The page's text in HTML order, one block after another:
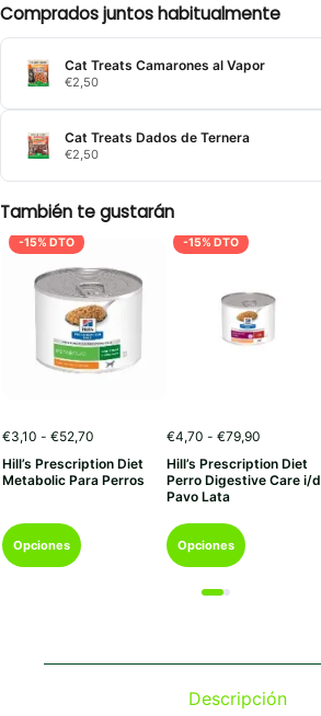
Comprados juntos habitualmente
Cat Treats Camarones al Vapor
€2,50
Cat Treats Dados de Ternera
€2,50
También te gustarán
-15% DTO
€3,10 - €52,70
precios:
desde
Hill’s Prescription Diet
Metabolic Para Perros
Opciones
Este
producto
opciones
-15% DTO
€4,70 - €79,90Rango
precios:
desde
Hill’s Prescription Diet
Perro Digestive Care i/d
Pavo Lata
Opciones
Este
producto
múltiples
opciones
pueden
Descripción